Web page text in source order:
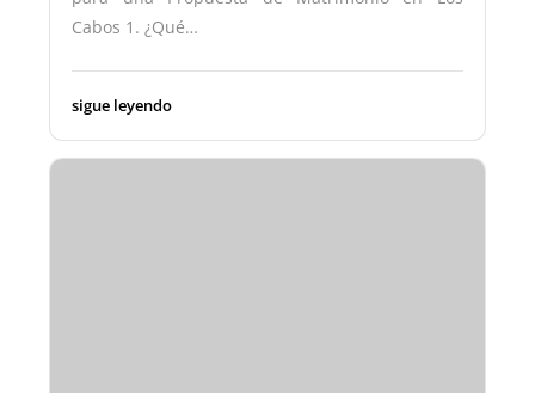
Cabos 1. ¿Qué…
sigue leyendo